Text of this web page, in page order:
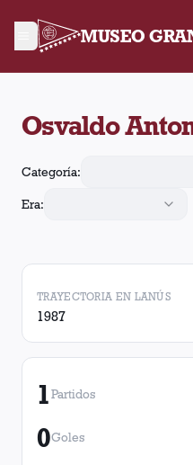
MUSEO
Osvaldo
Categoría:
Era:
TRAYECTORIA EN LANÚS
1987
1Partidos
0Goles